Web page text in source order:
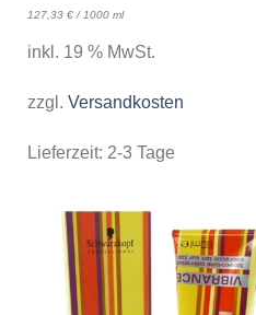
127,33 €/1000 ml
inkl. 19 % MwSt.
zzgl. Versandkosten
Lieferzeit: 2-3 Tage